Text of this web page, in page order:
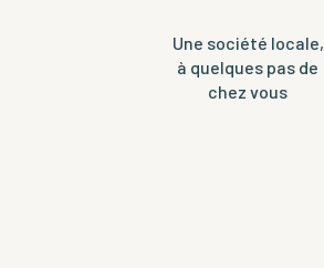
Une société locale,
à quelques pas de
chez vous